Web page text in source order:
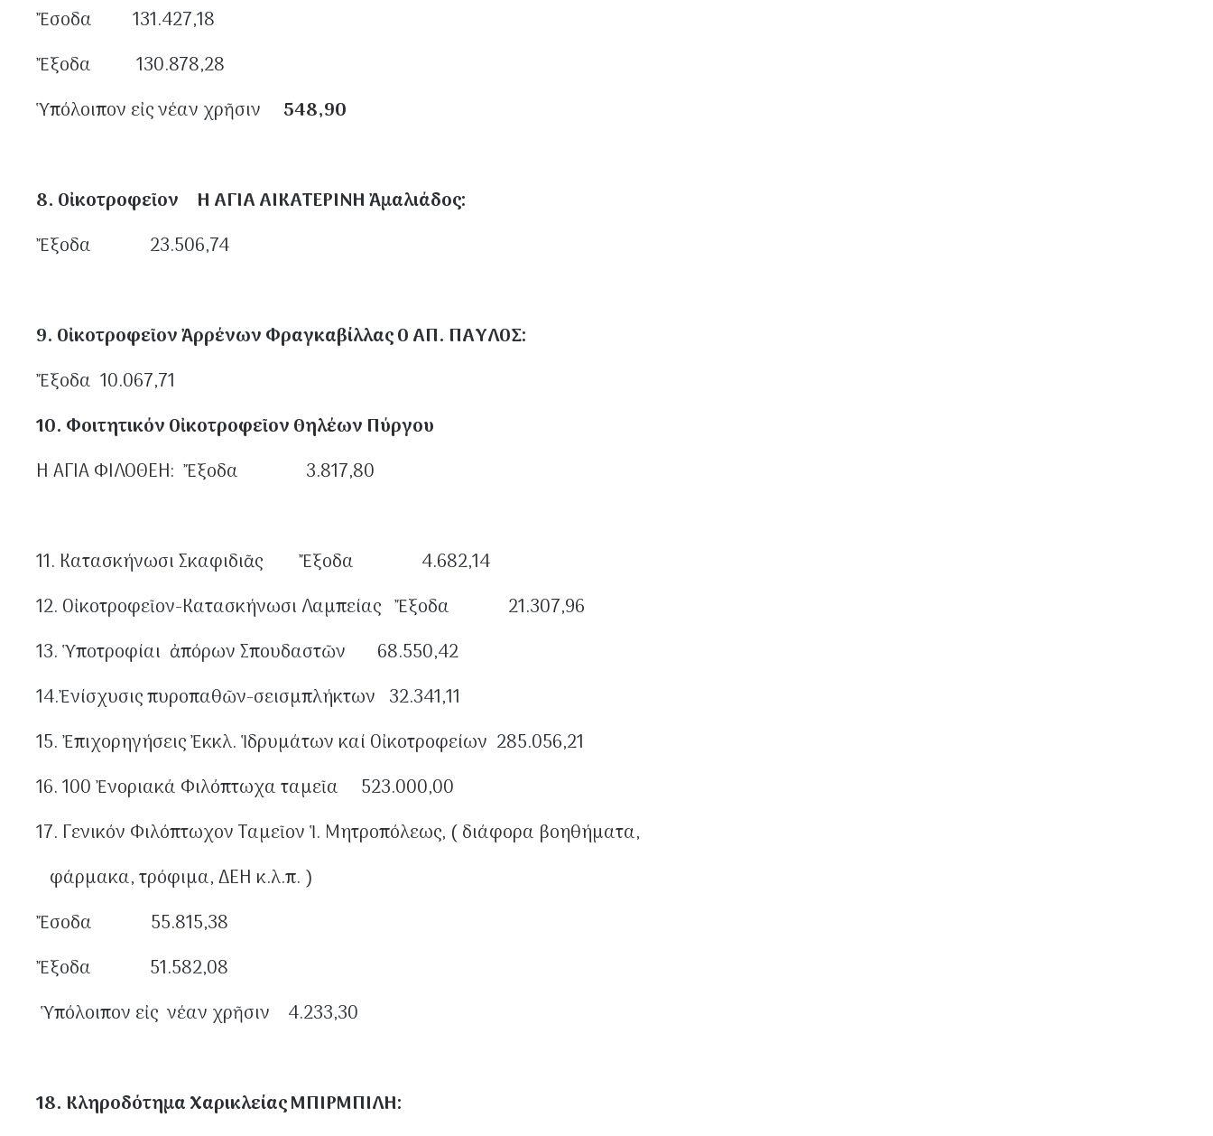
Ἔσοδα 131.427,18
Ἔξοδα 130.878,28
Ὑπόλοιπον εἰς νέαν χρῆσιν 548,90
8. Οἰκοτροφεῖον Η ΑΓΙΑ ΑΙΚΑΤΕΡΙΝΗ Ἀμαλιάδος:
Ἔξοδα 23.506,74
9. Οἰκοτροφεῖον Ἀρρένων Φραγκαβίλλας Ο ΑΠ. ΠΑΥΛΟΣ:
Ἔξοδα 10.067,71
10. Φοιτητικόν Οἰκοτροφεῖον Θηλέων Πύργου
Η ΑΓΙΑ ΦΙΛΟΘΕΗ: Ἔξοδα 3.817,80
11. Κατασκήνωσι Σκαφιδιᾶς Ἔξοδα 4.682,14
12. Οἰκοτροφεῖον-Κατασκήνωσι Λαμπείας Ἔξοδα 21.307,96
13. Ὑποτροφίαι ἀπόρων Σπουδαστῶν 68.550,42
14.Ἐνίσχυσις πυροπαθῶν-σεισμπλήκτων 32.341,11
15. Ἐπιχορηγήσεις Ἐκκλ. Ἱδρυμάτων καί Οἰκοτροφείων 285.056,21
16. 100 Ἐνοριακά Φιλόπτωχα ταμεῖα 523.000,00
17. Γενικόν Φιλόπτωχον Ταμεῖον Ἱ. Μητροπόλεως, ( διάφορα βοηθήματα,
φάρμακα, τρόφιμα, ΔΕΗ κ.λ.π. )
Ἔσοδα 55.815,38
Ἔξοδα 51.582,08
Ὑπόλοιπον εἰς νέαν χρῆσιν 4.233,30
18. Κληροδότημα Χαρικλείας ΜΠΙΡΜΠΙΛΗ: